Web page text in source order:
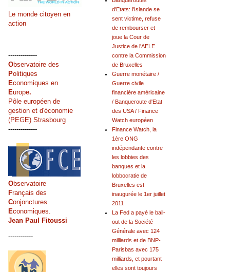
d'Etats: l'Islande se
sent victime, refuse
de rembourser et
joue la Cour de
Justice de l'AELE
contre la Commission
de Bruxelles
Guerre monétaire /
Guerre civile
financière américaine
/ Banqueroute d'Etat
des USA / Finance
Watch européen
Finance Watch, la
1ère ONG
indépendante contre
les lobbies des
banques et la
lobbocratie de
Bruxelles est
inaugurée le 1er juillet
2011
La Fed a payé le bail-
out de la Société
Générale avec 124
milliards et de BNP-
Parisbas avec 175
milliards, et pourtant
elles sont toujours
Le monde citoyen en
action
--------------
Observatoire des
Politiques
Economiques en
Europe.
Pôle européen de
gestion et d'économie
(PEGE) Strasbourg
--------------
Observatoire
Français des
Conjonctures
Economiques.
Jean Paul Fitoussi
------------